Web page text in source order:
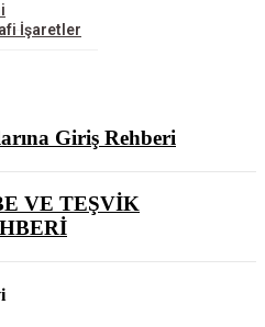
İşaretler
Giriş Rehberi
VE TEŞVİK